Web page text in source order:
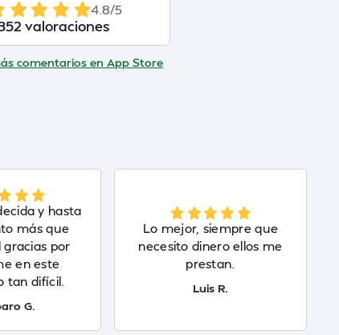
4.8/5
valoraciones
comentarios en App Store
y hasta
más que
gracias por
en este
tan difícil.
G.
Lo mejor, siempre que
necesito dinero ellos me
prestan.
Luis R.